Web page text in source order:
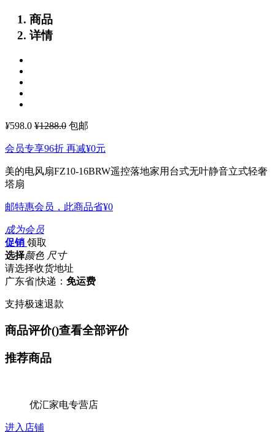
商品
详情
¥598.0 ¥1288.0 包邮
会员专享96折 再减¥0元
美的电风扇FZ10-16BRW遥控落地家用台式无叶静音立式轻奢
塔扇
邮特惠会员，此商品省¥0
成为会员
促销 领取
选择颜色 尺寸
请选择收货地址
广东省|快递： 免运费
支持极速退款
商品评价()查看全部评价
推荐商品
优汇家电专营店
进入店铺